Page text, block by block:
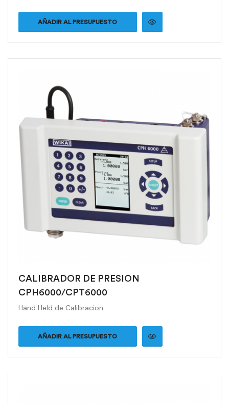
AÑADIR AL PRESUPUESTO
CALIBRADOR DE PRESION
CPH6000/CPT6000
Hand Held de Calibracion
AÑADIR AL PRESUPUESTO